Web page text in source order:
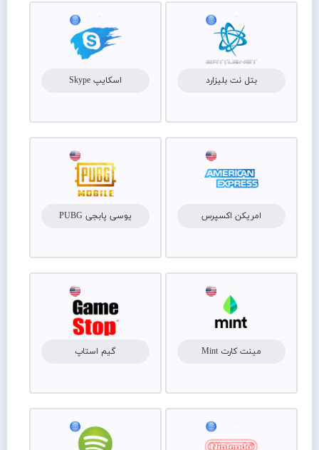
بتل نت بلیزارد اسکایپ Skype
امریکن اکسپرس یوسی پابجی PUBG
مینت کارت Mint گیم استاپ